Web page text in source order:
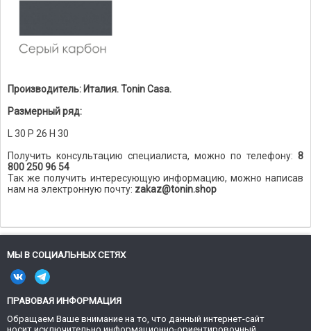
Производитель: Италия. Tonin Casa.
Размерный ряд:
L 30 P 26 H 30
Получить консультацию специалиста, можно по телефону: 8
800 250 96 54
Так же получить интересующую информацию, можно написав
нам на электронную почту: zakaz@tonin.shop
МЫ В СОЦИАЛЬНЫХ СЕТЯХ
ПРАВОВАЯ ИНФОРМАЦИЯ
Обращаем Ваше внимание на то, что данный интернет-сайт